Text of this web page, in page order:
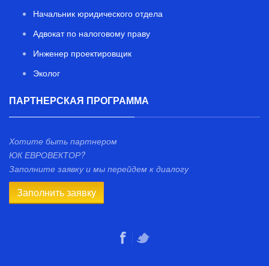
Начальник юридического отдела
Адвокат по налоговому праву
Инженер проектировщик
Эколог
ПАРТНЕРСКАЯ ПРОГРАММА
Хотите быть партнером
ЮК ЕВРОВЕКТОР?
Заполните заявку и мы перейдем к диалогу
Заполнить заявку